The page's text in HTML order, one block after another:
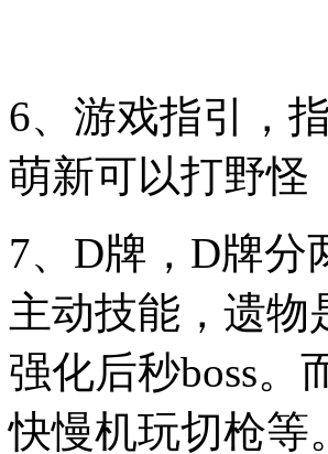
6、游戏指引，
萌新可以打野怪
7、D牌，D牌分
主动技能，遗物
强化后秒boss。
快慢机玩切枪等